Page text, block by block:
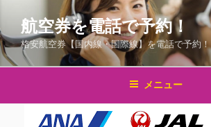
テ
ン
ス
航空券を電話で予約！
格安航空券【国内線・国際線】を電話で予約！
メニュー